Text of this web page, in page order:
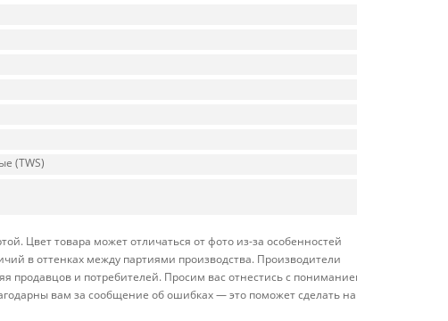
(TWS)
Цвет товара может отличаться от фото из-за особенностей
в оттенках между партиями производства. Производители
продавцов и потребителей. Просим вас отнестись с пониманием
вам за сообщение об ошибках — это поможет сделать наш